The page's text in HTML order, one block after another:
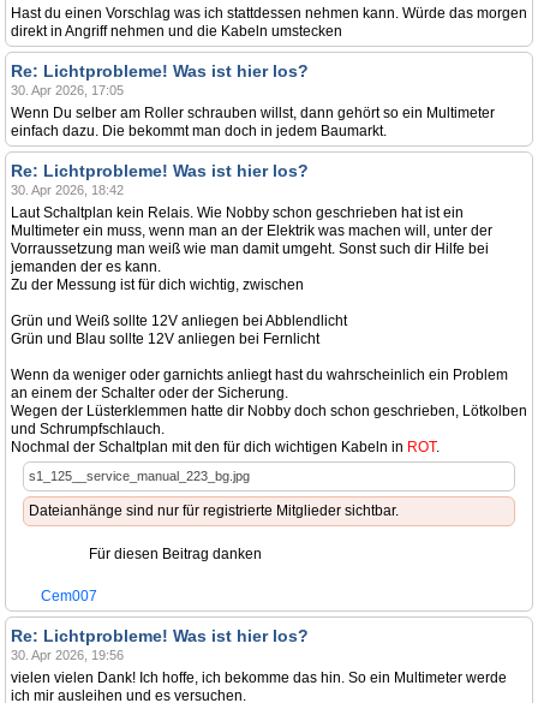
Hast du einen Vorschlag was ich stattdessen nehmen kann. Würde das morgen
direkt in Angriff nehmen und die Kabeln umstecken
Re: Lichtprobleme! Was ist hier los?
30. Apr 2026, 17:05
Wenn Du selber am Roller schrauben willst, dann gehört so ein Multimeter
einfach dazu. Die bekommt man doch in jedem Baumarkt.
Re: Lichtprobleme! Was ist hier los?
30. Apr 2026, 18:42
Laut Schaltplan kein Relais. Wie Nobby schon geschrieben hat ist ein
Multimeter ein muss, wenn man an der Elektrik was machen will, unter der
Vorraussetzung man weiß wie man damit umgeht. Sonst such dir Hilfe bei
jemanden der es kann.
Zu der Messung ist für dich wichtig, zwischen
Grün und Weiß sollte 12V anliegen bei Abblendlicht
Grün und Blau sollte 12V anliegen bei Fernlicht
Wenn da weniger oder garnichts anliegt hast du wahrscheinlich ein Problem
an einem der Schalter oder der Sicherung.
Wegen der Lüsterklemmen hatte dir Nobby doch schon geschrieben, Lötkolben
und Schrumpfschlauch.
Nochmal der Schaltplan mit den für dich wichtigen Kabeln in ROT.
s1_125__service_manual_223_bg.jpg
Dateianhänge sind nur für registrierte Mitglieder sichtbar.
Für diesen Beitrag danken
Cem007
Re: Lichtprobleme! Was ist hier los?
30. Apr 2026, 19:56
vielen vielen Dank! Ich hoffe, ich bekomme das hin. So ein Multimeter werde
ich mir ausleihen und es versuchen.